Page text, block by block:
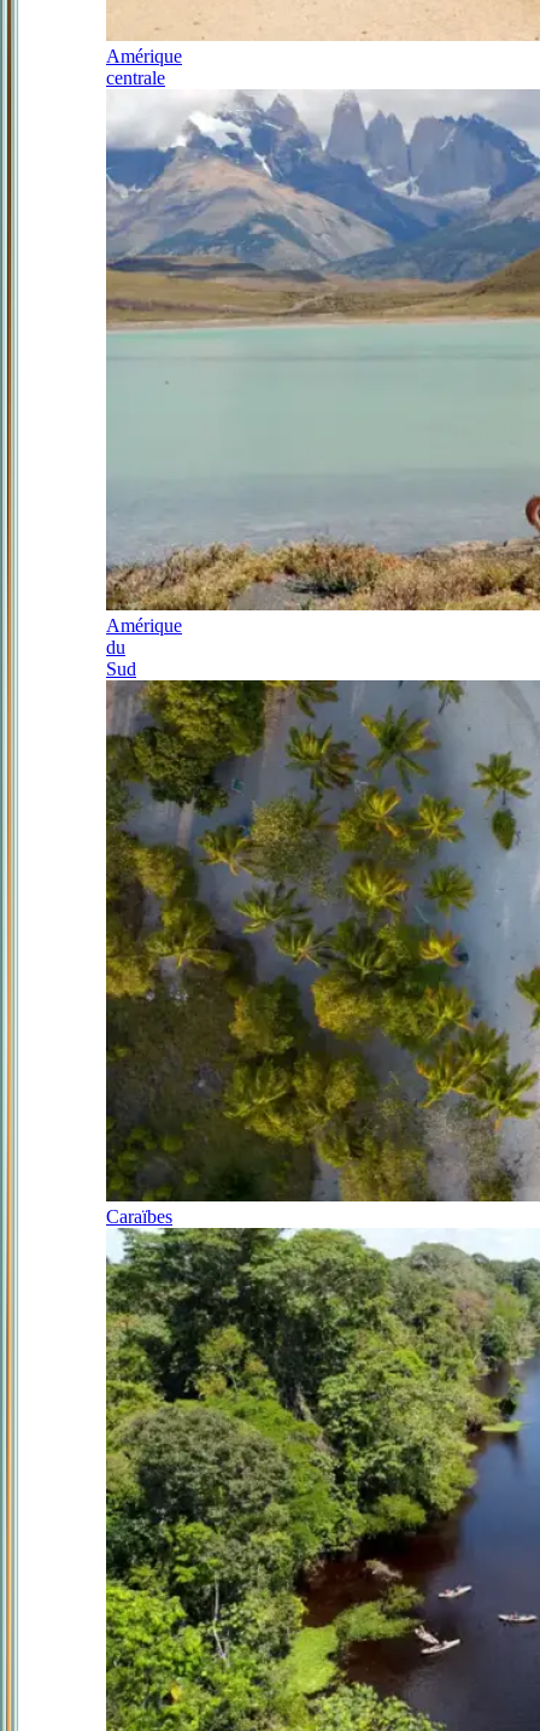
Amérique
centrale
Amérique
du
Sud
Caraïbes